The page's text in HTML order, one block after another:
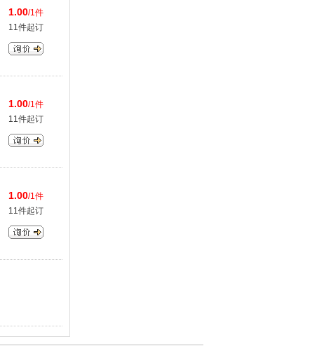
1.00/1件
11件起订
1.00/1件
11件起订
1.00/1件
11件起订